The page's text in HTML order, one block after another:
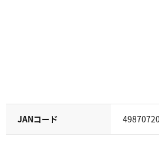
JANコード